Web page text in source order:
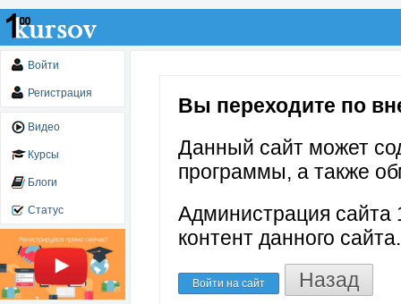
Войти
Регистрация
Видео
Курсы
Блоги
Статус
Вы переходите по
Данный сайт может
программы, а также
Администрация сайта
контент данного сайта.
Войти на сайт Назад